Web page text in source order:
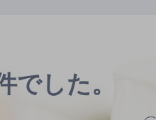
でした。